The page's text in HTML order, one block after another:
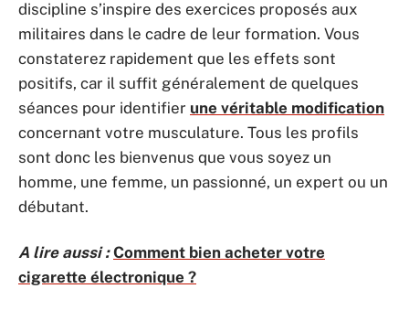
discipline s’inspire des exercices proposés aux
militaires dans le cadre de leur formation. Vous
constaterez rapidement que les effets sont
positifs, car il suffit généralement de quelques
séances pour identifier une véritable modification
concernant votre musculature. Tous les profils
sont donc les bienvenus que vous soyez un
homme, une femme, un passionné, un expert ou un
débutant.
A lire aussi : Comment bien acheter votre
cigarette électronique ?